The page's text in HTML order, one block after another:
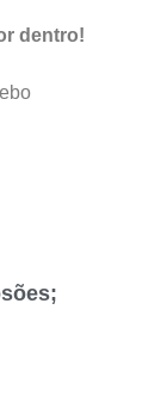
dentro!